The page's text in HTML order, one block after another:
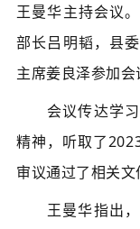
王曼华主持会议
部长吕明韬，县
主席姜良泽参加会
会议传达学
精神，听取了
审议通过了相关文
王曼华指出